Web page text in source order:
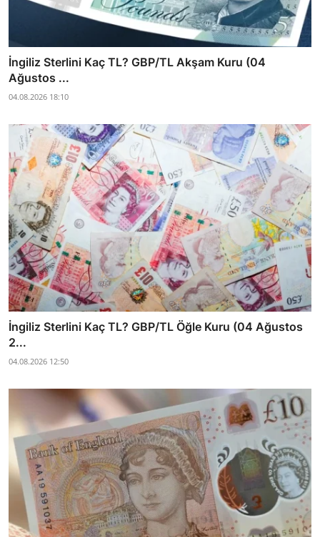
İngiliz Sterlini Kaç TL? GBP/TL Akşam Kuru (04
Ağustos ...
04.08.2026 18:10
İngiliz Sterlini Kaç TL? GBP/TL Öğle Kuru (04 Ağustos
2...
04.08.2026 12:50